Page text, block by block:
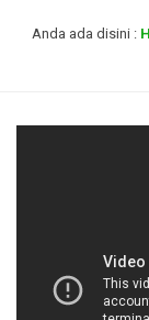
Anda ada disini :